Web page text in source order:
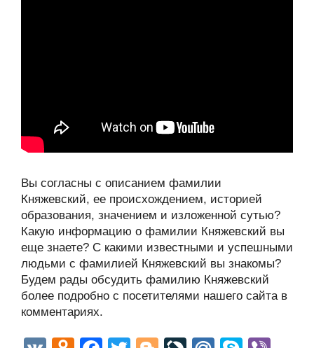
Вы согласны с описанием фамилии
Княжевский, ее происхождением, историей
образования, значением и изложенной сутью?
Какую информацию о фамилии Княжевский вы
еще знаете? С какими известными и успешными
людьми с фамилией Княжевский вы знакомы?
Будем рады обсудить фамилию Княжевский
более подробно с посетителями нашего сайта в
комментариях.